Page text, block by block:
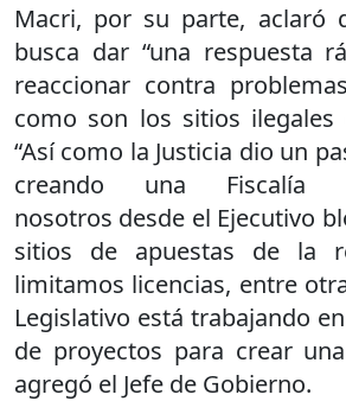
Macri, por su parte, aclaró
busca dar “una respuesta
reaccionar contra
como son los sitios ilegales
“Así como la Justicia dio un
creando una Fiscalía
nosotros desde el Ejecutivo
sitios de apuestas de la
limitamos licencias, entre
Legislativo está trabajando
de proyectos para crear
agregó el Jefe de Gobierno.